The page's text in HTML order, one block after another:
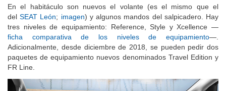
En el habitáculo son nuevos el volante (es el mismo que el
delSEAT León; imagen) y algunos mandos del salpicadero. Hay
tres niveles de equipamiento: Reference, Style y Xcellence —
ficha comparativa de los niveles de equipamiento—.
Adicionalmente, desde diciembre de 2018, se pueden pedir dos
paquetes de equipamiento nuevos denominados Travel Edition y
FR Line.